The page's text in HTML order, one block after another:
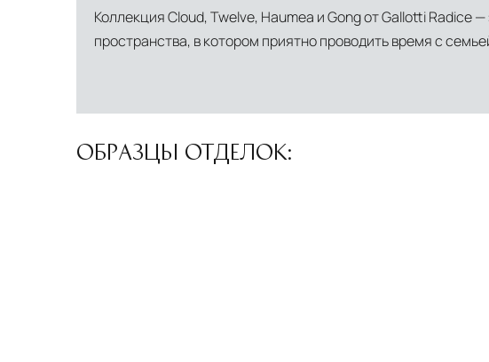
Коллекция Cloud, Twelve, Haumea и Gong от Gallotti
пространства, в котором приятно проводить время с
ОБРАЗЦЫ ОТДЕЛОК: